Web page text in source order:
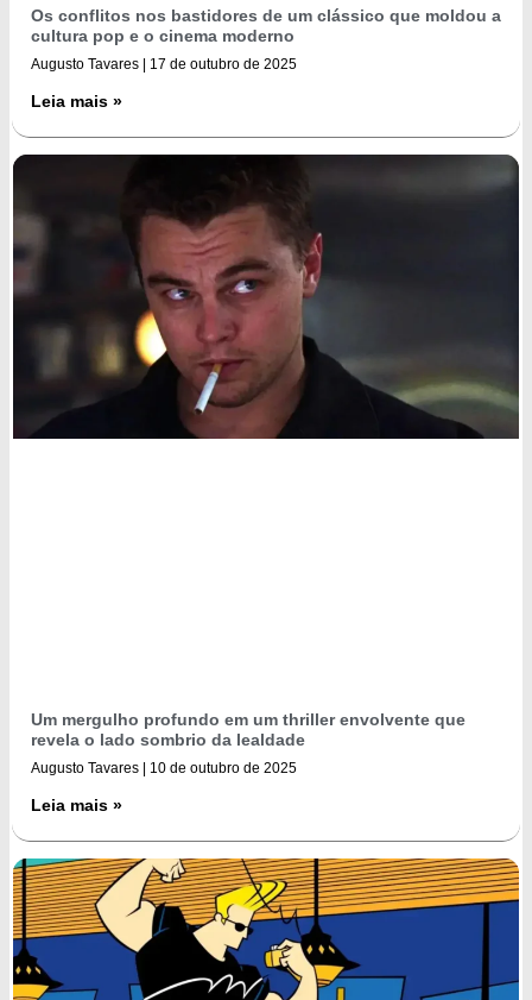
Os conflitos nos bastidores de um clássico que moldou a
cultura pop e o cinema moderno
Augusto Tavares 17 de outubro de 2025
Leia mais »
Um mergulho profundo em um thriller envolvente que
revela o lado sombrio da lealdade
Augusto Tavares 10 de outubro de 2025
Leia mais »